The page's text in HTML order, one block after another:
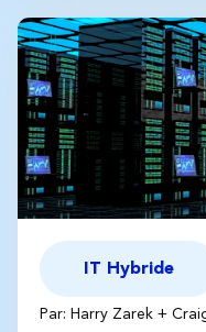
IT Hybride
Par: Harry Zarek +